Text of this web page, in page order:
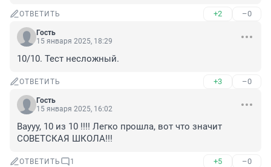
ОТВЕТИТЬ +2 –0
Гость
15 января 2025, 18:29
10/10. Тест несложный.
ОТВЕТИТЬ +3 –0
Гость
15 января 2025, 16:02
Ваууу, 10 из 10 !!!! Легко прошла, вот что значит
СОВЕТСКАЯ ШКОЛА!!!
ОТВЕТИТЬ 1 +5 –0